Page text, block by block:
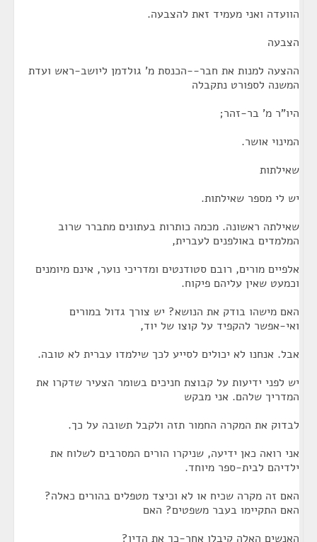
הוועדה ואני מעמיד זאת להצבעה.
הצבעה
ההצעה למנות את חבר--הכנסת מ' גולדמן ליושב-ראש ועדת
המשנה לספורט נתקבלה
היו"ר מ' בר-זהר;
המינוי אושר.
שאילתות
יש לי מספר שאילתות.
שאילתה ראשונה. מכמה כותרות בעתונים מתברר שרוב
המלמדים באולפנים לעברית,
אלפיים מורים, רובם סטודנטים ומדריכי נוער, אינם מיומנים
וכמעט שאין עליהם פיקוח.
האם מישהו בודק את הנושא? יש צורך גדול במורים
ואי-אפשר להקפיד על קוצו של יוד,
אבל. אנחנו לא יכולים לסייע לכך שילמדו עברית לא טובה.
יש לפני ידיעות על קבוצת חניכים בשומר הצעיר שדקרו את
המדריך שלהם. אני מבקש
לבדוק את המקרה החמור תזה ולקבל תשובה על כך.
אני רואה כאן ידיעה, שניקרו הורים המסרבים לשלוח את
ילדיהם לבית-ספר מיוחד.
האם זה מקרה שכיח או לא וכיצד מטפלים בהורים כאלה?
האם התקיימו בעבר משפטים? האם
האנשים האלה קיבלו אחר-כך את הדין?